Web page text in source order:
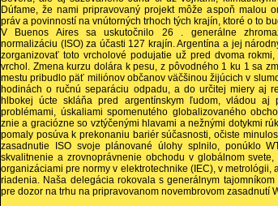
Dúfame, že nami pripravovaný projekt môže aspoň malou
práv a povinností na vnútorných trhoch tých krajín, ktoré o to
V Buenos Aires sa uskutočnilo 26 . generálne
normalizáciu (ISO) za účasti 127 krajín. Argentína a jej
zorganizovať toto vrcholové podujatie už pred dvoma
vrchol. Zmena kurzu dolára k pesu, z pôvodného 1 ku 1 sa
mestu pribudlo päť miliónov občanov väčšinou žijúcich v
hodinách o ručnú separáciu odpadu, a do určitej miery aj
hlbokej úcte skláňa pred argentínskym ľudom, vládou aj
problémami, úskaliami spomenutého globalizovaného
znie a graciózne so vztýčenými hlavami a nežnými dotykmi
pomaly posúva k prekonaniu bariér súčasnosti, očiste
zasadnutie ISO svoje plánované úlohy splnilo, ponúklo
skvalitnenie a zrovnoprávnenie obchodu v globálnom
organizáciami pre normy v elektrotechnike (IEC), v metrológii,
riadenia. Naša delegácia rokovala s generálnym
pre dozor na trhu na pripravovanom novembrovom zasadnutí